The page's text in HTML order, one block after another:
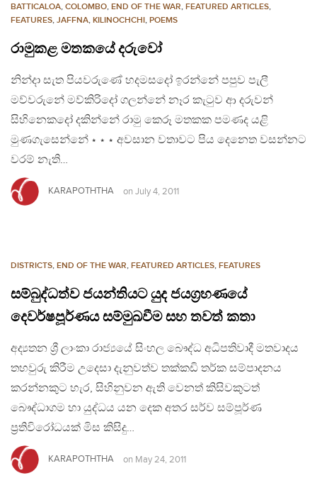
BATTICALOA, COLOMBO, END OF THE WAR, FEATURED ARTICLES,
FEATURES, JAFFNA, KILINOCHCHI, POEMS
රාමුකළ මතකයේ දරුවෝ
නින්දා සැත පියවරුණේ හදමසදෝ ඉරන්නේ පපුව පැලී
මව්වරුනේ මව්කිරිදෝ ගලන්නේ නෑර කැටුව ආ දරුවන්
සිහිනෙකදෝ දකින්නේ රාමු කෙරූ මතකක පමණද යළි
මුණගැසෙන්නේ ⋆ ⋆ ⋆ අවසාන වතාවට පිය දෙනෙත වසන්නට
වරම් නැති…
KARAPOTHTHA on July 4, 2011
DISTRICTS, END OF THE WAR, FEATURED ARTICLES, FEATURES
සම්බුද්ධත්ව ජයන්තියට යුද ජයග්‍රහණයේ
දෙවර්ෂපූර්ණය සම්මුඛවීම සහ තවත් කතා
අද්‍යතන ශ්‍රී ලාංකා රාජ්‍යයේ සිංහල බෞද්ධ අධිපතිවාදී මතවාදය
තහවුරු කිරීම උදෙසා දැනුවත්ව තක්කඩි තර්ක සම්පාදනය
කරන්නකුට හැර, සිහිනුවන ඇති වෙනත් කිසිවකුටත්
බෞද්ධාගම හා යුද්ධය යන දෙක අතර සර්ව සම්පූර්ණ
ප්‍රතිවිරෝධයක් මිස කිසිදු…
KARAPOTHTHA on May 24, 2011